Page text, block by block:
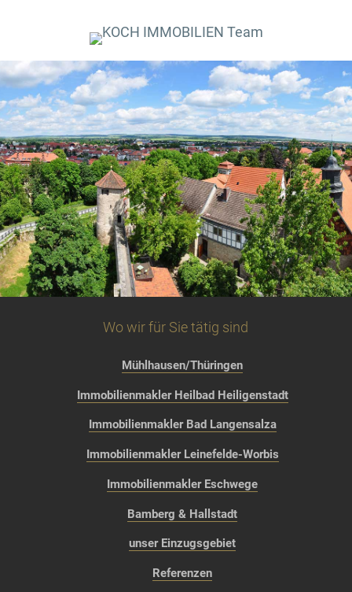
Wo wir für Sie tätig sind
Mühlhausen/Thüringen
Immobilienmakler Heilbad Heiligenstadt
Immobilienmakler Bad Langensalza
Immobilienmakler Leinefelde-Worbis
Immobilienmakler Eschwege
Bamberg & Hallstadt
unser Einzugsgebiet
Referenzen